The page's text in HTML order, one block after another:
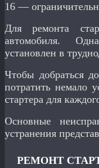
16 —
Для ремонта
автомобиля.
установлен в
Чтобы добраться
потратить немало
стартера для
Основные
устранения
РЕМОНТ